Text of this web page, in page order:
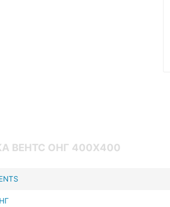
ВЕНТС ОНГ 400Х400